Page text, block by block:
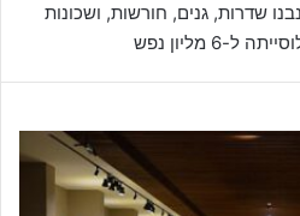
שדרות, גנים, חורשות, ושכונות
6 מליון נפש